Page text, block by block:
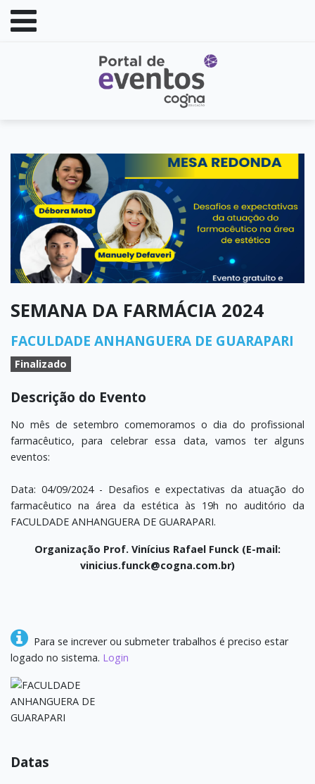
SEMANA DA FARMÁCIA 2024
FACULDADE ANHANGUERA DE GUARAPARI
Finalizado
Descrição do Evento
No mês de setembro comemoramos o dia do profissional
farmacêutico, para celebrar essa data, vamos ter alguns
eventos:
Data: 04/09/2024 - Desafios e expectativas da atuação do
farmacêutico na área da estética às 19h no auditório da
FACULDADE ANHANGUERA DE GUARAPARI.
Organização Prof. Vinícius Rafael Funck (E-mail:
vinicius.funck@cogna.com.br)
Para se increver ou submeter trabalhos é preciso estar
logado no sistema. Login
Datas